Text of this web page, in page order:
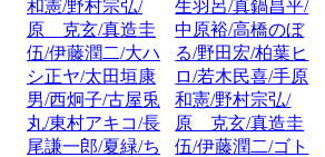
和憲/野村宗弘/
原 克玄/真造圭
伍/伊藤潤二/大ハ
シ正ヤ/太田垣康
男/西炯子/古屋兎
丸/東村アキコ/長
尾謙一郎/夏緑/ち
生羽呂/真鍋昌平/
中原裕/高橋のぼ
る/野田宏/柏葉ヒ
ロ/若木民喜/手原
和憲/野村宗弘/
原 克玄/真造圭
伍/伊藤潤二/ゴト